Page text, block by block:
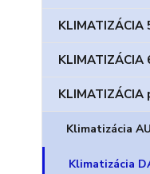
KLIMATIZÁCIA
KLIMATIZÁCIA
Klimatizácia
Klimatizácia